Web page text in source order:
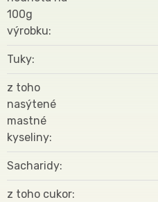
100g
výrobku
Tuky
z toho
nasýtené
mastné
kyseliny
Sacharidy
z toho cukor